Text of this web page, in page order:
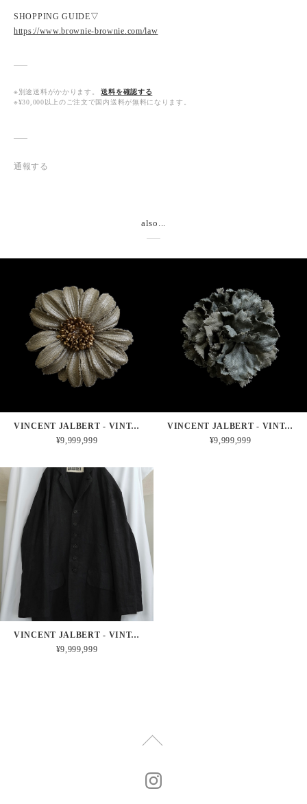
SHOPPING GUIDE▽
https://www.brownie-brownie.com/law
※別途送料がかかります。
送料を確認する
※¥30,000以上のご注文で国内送料が無料になります。
通報する
also...
VINCENT JALBERT - VINTAGE FRENCH MILITARY LINEN CORSAGE - DAISY
¥9,999,999
VINCENT JALBERT - VINTAGE FRENCH MILITARY LINEN CORSAGE - CLOVE PINK
¥9,999,999
VINCENT JALBERT - VINTAGE FRENCH LINEN 6 BUTTONS COAT
¥9,999,999